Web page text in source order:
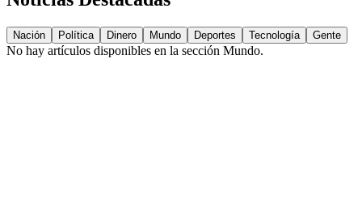
Nación Política Dinero Mundo Deportes Tecnología Gente
No hay artículos disponibles en la sección Mundo.